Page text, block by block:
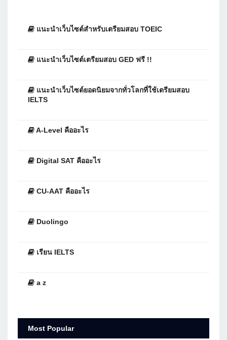
แนะนำเว็บไซต์สำหรับเตรียมสอบ TOEIC
แนะนำเว็บไซต์เตรียมสอบ GED ฟรี !!
แนะนำเว็บไซต์ยอดนิยมจากทั่วโลกที่ใช้เตรียมสอบ
IELTS
A-Level คืออะไร
Digital SAT คืออะไร
CU-AAT คืออะไร
Duolingo
เรียน IELTS
a z
Most Popular